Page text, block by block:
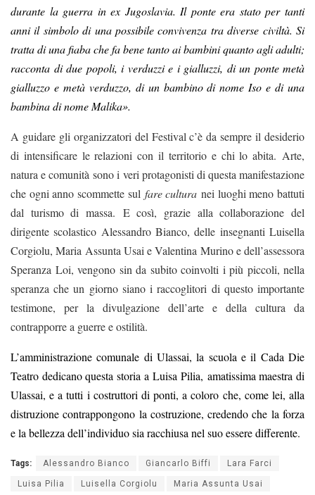
durante la guerra in ex Jugoslavia. Il ponte era stato per tanti
anni il simbolo di una possibile convivenza tra diverse civiltà. Si
tratta di una fiaba che fa bene tanto ai bambini quanto agli adulti;
racconta di due popoli, i verduzzi e i gialluzzi, di un ponte metà
gialluzzo e metà verduzzo, di un bambino di nome Iso e di una
bambina di nome Malika».
A guidare gli organizzatori del Festival c’è da sempre il desiderio
di intensificare le relazioni con il territorio e chi lo abita. Arte,
natura e comunità sono i veri protagonisti di questa manifestazione
che ogni anno scommette sul fare cultura nei luoghi meno battuti
dal turismo di massa. E così, grazie alla collaborazione del
dirigente scolastico Alessandro Bianco, delle insegnanti Luisella
Corgiolu, Maria Assunta Usai e Valentina Murino e dell’assessora
Speranza Loi, vengono sin da subito coinvolti i più piccoli, nella
speranza che un giorno siano i raccoglitori di questo importante
testimone, per la divulgazione dell’arte e della cultura da
contrapporre a guerre e ostilità.
L’amministrazione comunale di Ulassai, la scuola e il Cada Die
Teatro dedicano questa storia aLuisa Pilia, amatissima maestra di
Ulassai, e a tutti i costruttori di ponti, a coloro che, come lei, alla
distruzione contrappongono la costruzione, credendo che la forza
e la bellezza dell’individuo sia racchiusa nel suo essere differente.
Tags: Alessandro Bianco Giancarlo Biffi Lara Farci
Luisa Pilia Luisella Corgiolu Maria Assunta Usai